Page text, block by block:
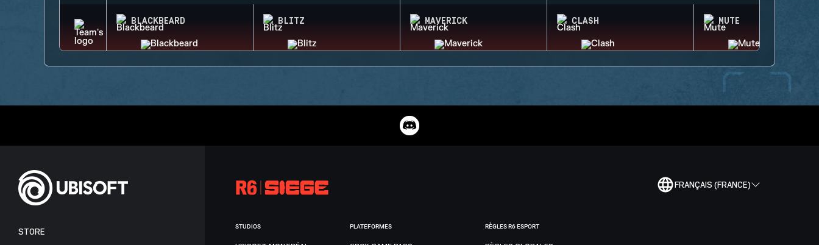
BLACKBEARD BLITZ MAVERICK CLASH MUTE
FRANÇAIS (FRANCE)
STORE
STUDIOS PLATEFORMES RÈGLES R6 ESPORT